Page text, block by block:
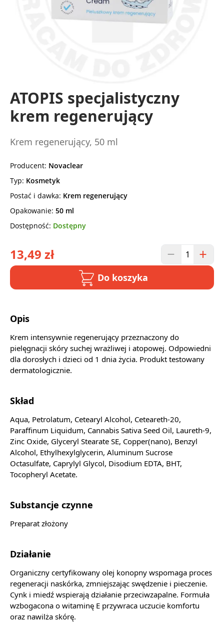
ATOPIS specjalistyczny
krem regenerujący
Krem regenerujący, 50 ml
Producent: Novaclear
Typ: Kosmetyk
Postać i dawka: Krem regenerujący
Opakowanie: 50 ml
Dostępność: Dostępny
13,49 zł
Do koszyka
Opis
Krem intensywnie regenerujący przeznaczony do
pielęgnacji skóry suchej wrażliwej i atopowej. Odpowiedni
dla dorosłych i dzieci od 1 dnia życia. Produkt testowany
dermatologicznie.
Skład
Aqua, Petrolatum, Cetearyl Alcohol, Ceteareth-20,
Paraffinum Liquidum, Cannabis Sativa Seed Oil, Laureth-9,
Zinc Oxide, Glyceryl Stearate SE, Copper(nano), Benzyl
Alcohol, Ethylhexylglycerin, Aluminum Sucrose
Octasulfate, Caprylyl Glycol, Disodium EDTA, BHT,
Tocopheryl Acetate.
Substancje czynne
Preparat złożony
Działanie
Organiczny certyfikowany olej konopny wspomaga proces
regeneracji naskórka, zmniejszając swędzenie i pieczenie.
Cynk i miedź wspierają działanie przeciwzapalne. Formuła
wzbogacona o witaminę E przywraca uczucie komfortu
oraz nawilża skórę.